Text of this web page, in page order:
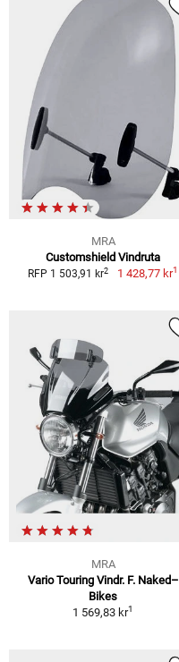
MRA
Customshield Vindruta
RFP 1 503,91 kr2 1 428,77 kr1
MRA
Vario Touring Vindr. F. Naked–
Bikes
1 569,83 kr1